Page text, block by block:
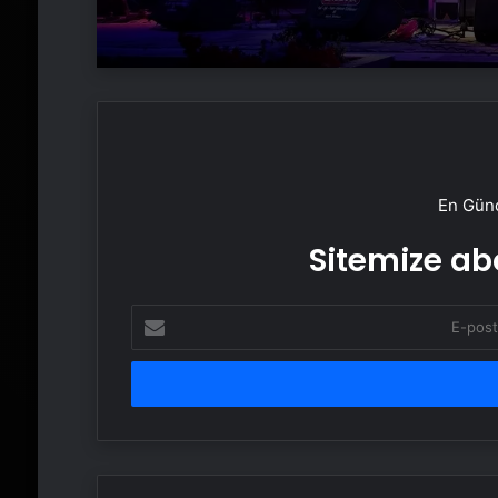
En
Sitemize
posta
adresinizi